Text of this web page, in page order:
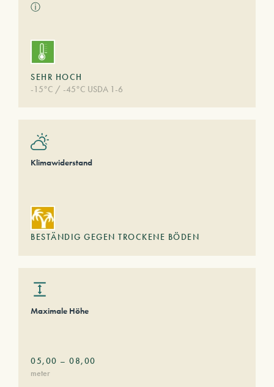
ⓘ
SEHR HOCH
-15°C / -45°C USDA 1-6
Klimawiderstand
BESTÄNDIG GEGEN TROCKENE BÖDEN
Maximale Höhe
05,00 – 08,00
meter